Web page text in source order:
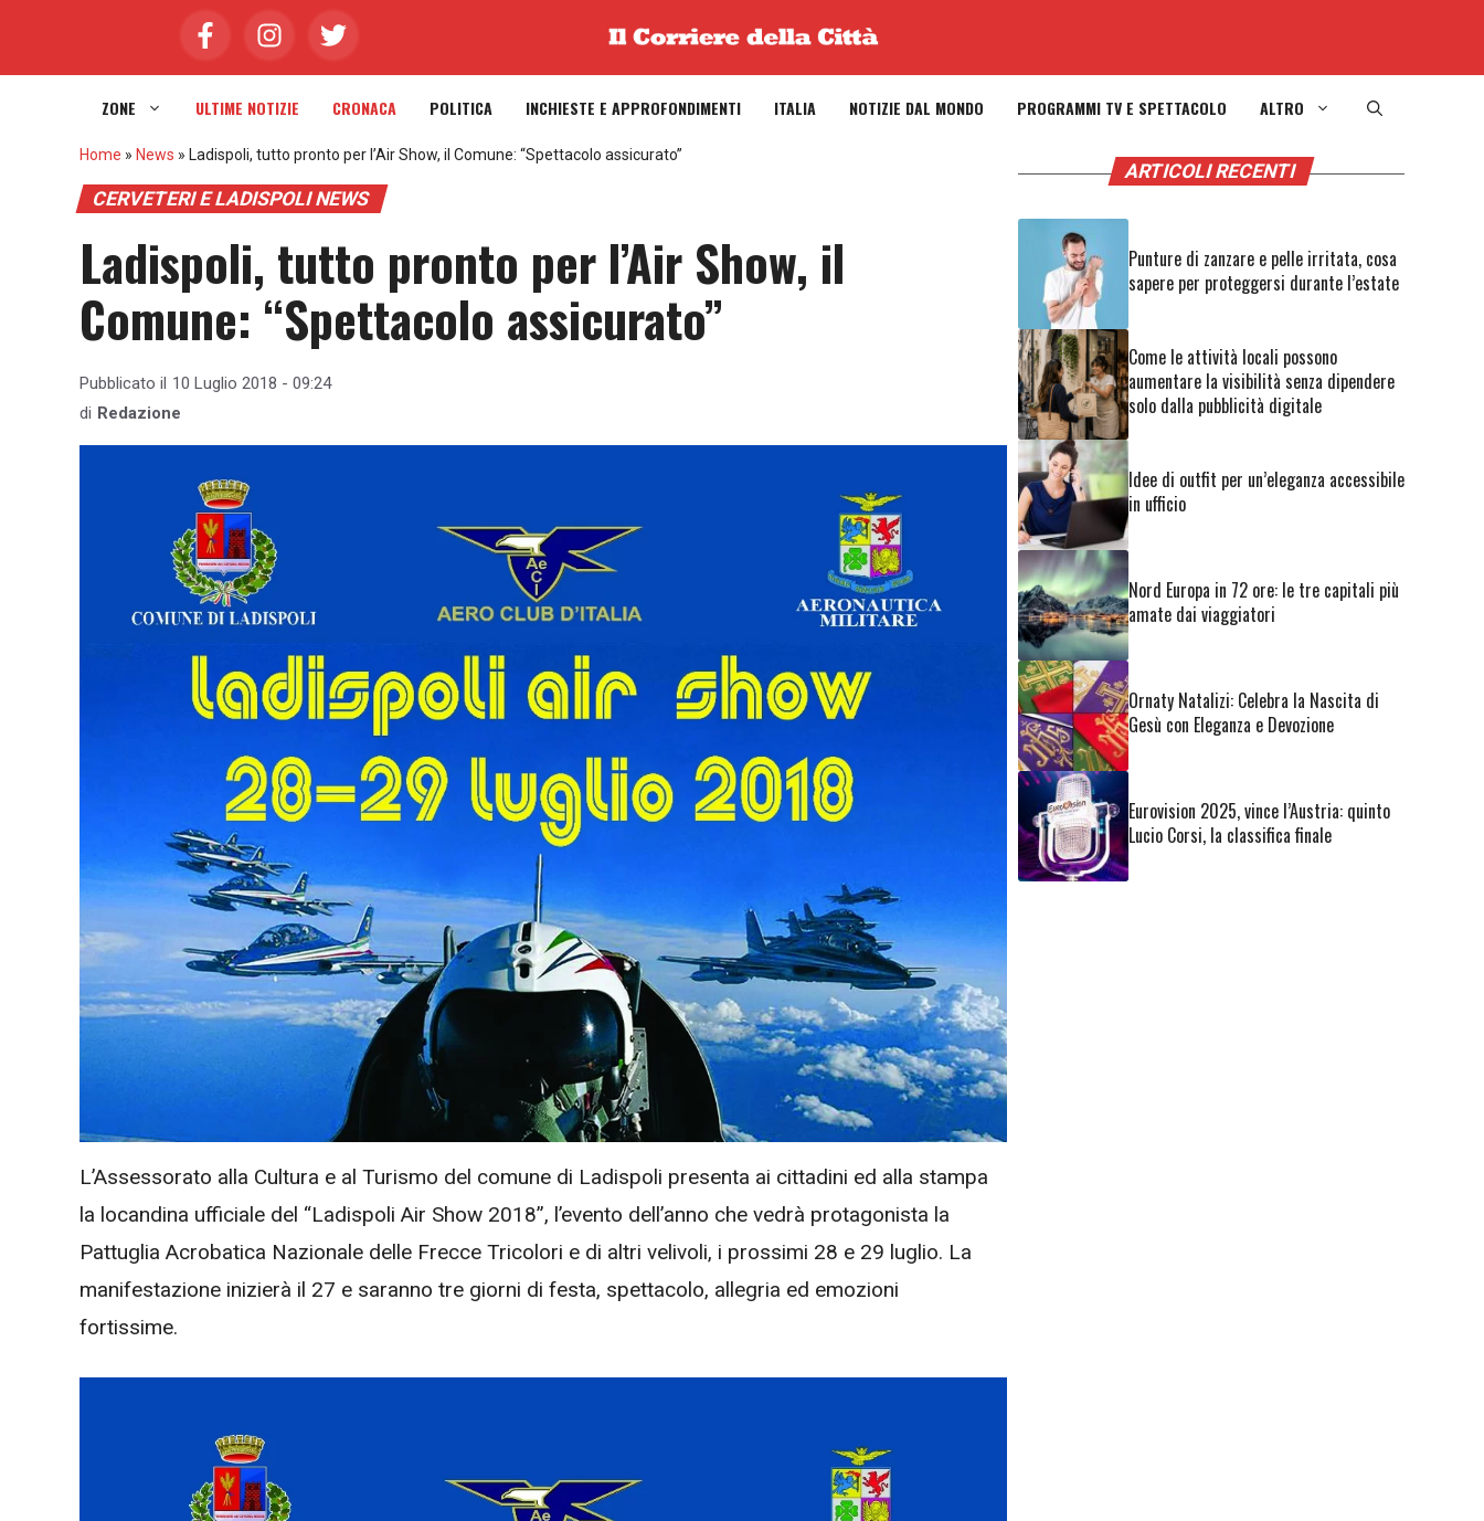
ZONE ULTIME NOTIZIE CRONACA POLITICA INCHIESTE E APPROFONDIMENTI ITALIA NOTIZIE DAL MONDO PROGRAMMI TV E SPETTACOLO ALTRO
Home » News » Ladispoli, tutto pronto per l’Air Show, il Comune: “Spettacolo assicurato”
CERVETERI E LADISPOLI NEWS
Ladispoli, tutto pronto per l’Air Show, il
Comune: “Spettacolo assicurato”
Pubblicato il 10 Luglio 2018 - 09:24
di Redazione
L’Assessorato alla Cultura e al Turismo del comune di Ladispoli presenta ai cittadini ed alla stampa
la locandina ufficiale del “Ladispoli Air Show 2018”, l’evento dell’anno che vedrà protagonista la
Pattuglia Acrobatica Nazionale delle Frecce Tricolori e di altri velivoli, i prossimi 28 e 29 luglio. La
manifestazione inizierà il 27 e saranno tre giorni di festa, spettacolo, allegria ed emozioni
fortissime.
ARTICOLI RECENTI
Punture di zanzare e pelle irritata, cosa
sapere per proteggersi durante l’estate
Come le attività locali possono
aumentare la visibilità senza dipendere
solo dalla pubblicità digitale
Idee di outfit per un’eleganza accessibile
in ufficio
Nord Europa in 72 ore: le tre capitali più
amate dai viaggiatori
Ornaty Natalizi: Celebra la Nascita di
Gesù con Eleganza e Devozione
Eurovision 2025, vince l’Austria: quinto
Lucio Corsi, la classifica finale